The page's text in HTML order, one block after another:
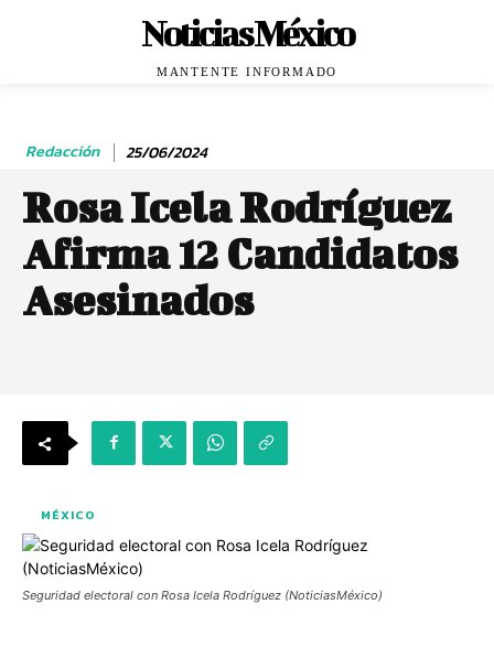
Noticias México
MANTENTE INFORMADO
Redacción 25/06/2024
Rosa Icela Rodríguez
Afirma 12 Candidatos
Asesinados
MÉXICO
Seguridad electoral con Rosa Icela Rodríguez (NoticiasMéxico)